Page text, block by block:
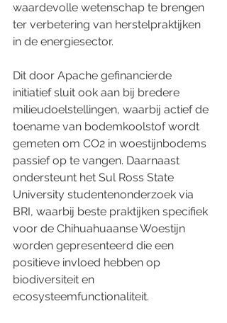
waardevolle wetenschap te brengen
ter verbetering van herstelpraktijken
in de energiesector.
Dit door Apache gefinancierde
initiatief sluit ook aan bij bredere
milieudoelstellingen, waarbij actief de
toename van bodemkoolstof wordt
gemeten om CO2 in woestijnbodems
passief op te vangen. Daarnaast
ondersteunt het Sul Ross State
University studentenonderzoek via
BRI, waarbij beste praktijken specifiek
voor de Chihuahuaanse Woestijn
worden gepresenteerd die een
positieve invloed hebben op
biodiversiteit en
ecosysteemfunctionaliteit.